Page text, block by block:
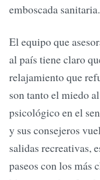
emboscada sanitaria.
El equipo que
al país tiene claro
relajamiento que
son tanto el miedo
psicológico en el
y sus consejeros
salidas recreativas,
paseos con los más